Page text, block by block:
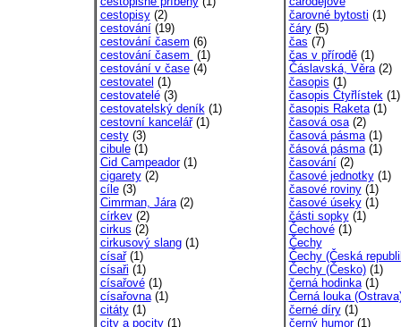
cestopisy(2)
cestování(19)
cestování časem (6)
cestování časem (1)
cestování v čase(4)
cestovatel (1)
cestovatelé(3)
cestovatelský deník(1)
cestovní kancelář(1)
cesty(3)
cibule(1)
Cid Campeador(1)
cigarety(2)
cíle(3)
Cimrman, Jára(2)
církev(2)
cirkus (2)
cirkusový slang(1)
císař(1)
císaři (1)
císařové(1)
císařovna(1)
citáty(1)
city a pocity(1)
čarovné bytosti (1)
čáry(5)
čas (7)
čas v přírodě(1)
Čáslavská, Věra(2)
časopis (1)
časopis Čtyřlístek(1)
časopis Raketa(1)
časová osa(2)
časová pásma(1)
čásová pásma(1)
časování(2)
časové jednotky(1)
časové roviny(1)
časové úseky(1)
části sopky(1)
Čechové(1)
Čechy
Čechy (Česká
Čechy (Česko)(1)
černá hodinka(1)
Černá louka
černé díry(1)
černý humor(1)